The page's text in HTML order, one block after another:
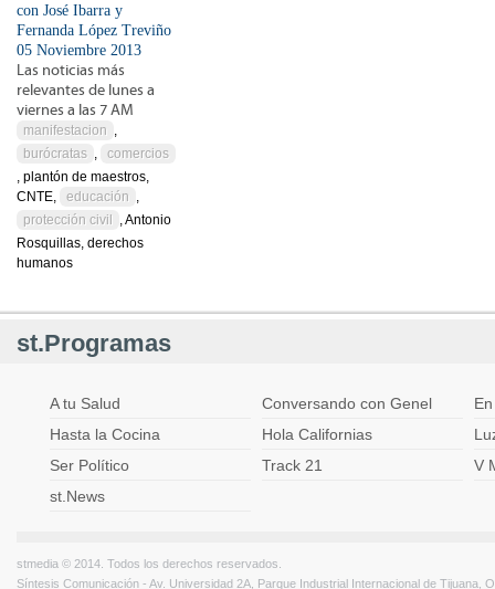
con José Ibarra y
Fernanda López Treviño
05 Noviembre 2013
Las noticias más
relevantes de lunes a
viernes a las 7 AM
manifestacion ,
burócratas ,
comercios
, plantón de maestros,
CNTE,
educación ,
protección civil
, Antonio
Rosquillas, derechos
humanos
st.Programas
A tu Salud Conversando con Genel
Hasta la Cocina
Hola Californias
Ser Político
Track 21
V
st.News
stmedia © 2014. Todos los derechos reservados.
Síntesis Comunicación - Av. Universidad 2A, Parque Industrial Internacional de Tijuana,